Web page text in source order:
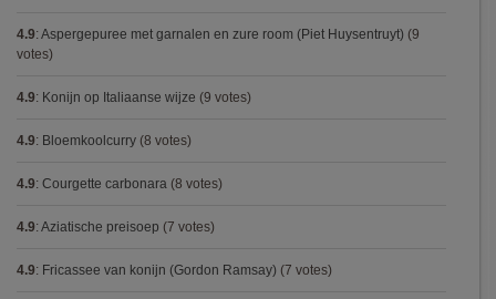
4.9: Aspergepuree met garnalen en zure room (Piet Huysentruyt) (9
votes)
4.9: Konijn op Italiaanse wijze (9 votes)
4.9: Bloemkoolcurry (8 votes)
4.9: Courgette carbonara (8 votes)
4.9: Aziatische preisoep (7 votes)
4.9: Fricassee van konijn (Gordon Ramsay) (7 votes)